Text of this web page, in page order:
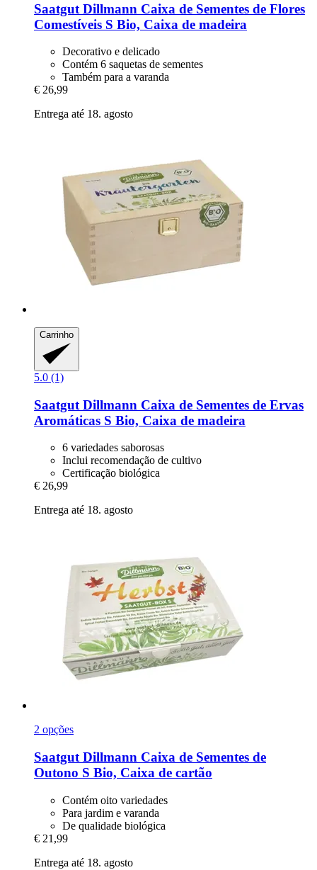
Saatgut Dillmann Caixa de Sementes de Flores
Comestíveis S Bio, Caixa de madeira
Decorativo e delicado
Contém 6 saquetas de sementes
Também para a varanda
€ 26,99
Entrega até 18. agosto
Carrinho
5.0 (1)
Saatgut Dillmann Caixa de Sementes de Ervas
Aromáticas S Bio, Caixa de madeira
6 variedades saborosas
Inclui recomendação de cultivo
Certificação biológica
€ 26,99
Entrega até 18. agosto
2 opções
Saatgut Dillmann Caixa de Sementes de
Outono S Bio, Caixa de cartão
Contém oito variedades
Para jardim e varanda
De qualidade biológica
€ 21,99
Entrega até 18. agosto